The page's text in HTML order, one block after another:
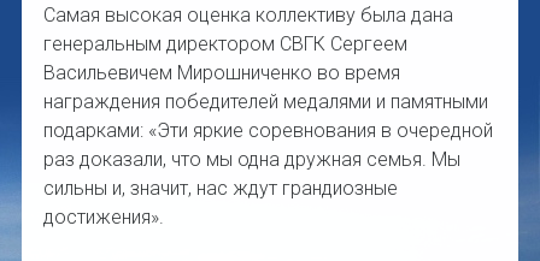
Самая высокая оценка коллективу была дана
генеральным директором СВГК Сергеем
Васильевичем Мирошниченко во время
награждения победителей медалями и памятными
подарками: «Эти яркие соревнования в очередной
раз доказали, что мы одна дружная семья. Мы
сильны и, значит, нас ждут грандиозные
достижения».